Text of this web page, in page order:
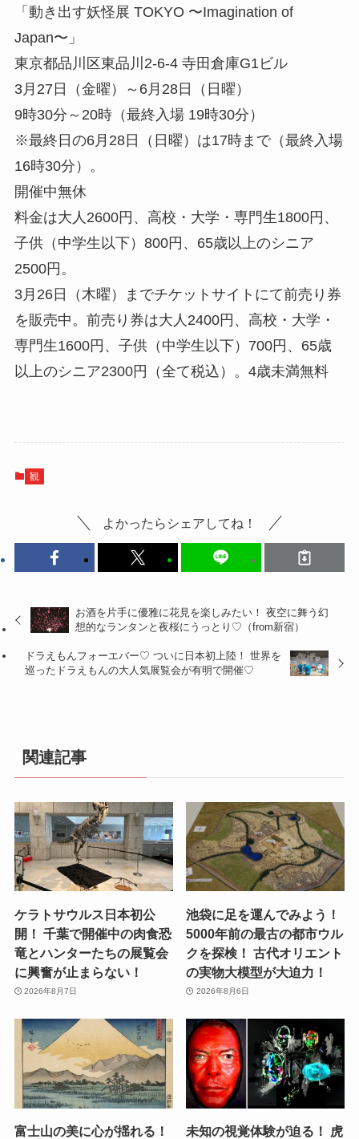
「動き出す妖怪展 TOKYO 〜Imagination of
Japan〜」
東京都品川区東品川2-6-4 寺田倉庫G1ビル
3月27日（金曜）～6月28日（日曜）
9時30分～20時（最終入場 19時30分）
※最終日の6月28日（日曜）は17時まで（最終入場
16時30分）。
開催中無休
料金は大人2600円、高校・大学・専門生1800円、
子供（中学生以下）800円、65歳以上のシニア
2500円。
3月26日（木曜）までチケットサイトにて前売り券
を販売中。前売り券は大人2400円、高校・大学・
専門生1600円、子供（中学生以下）700円、65歳
以上のシニア2300円（全て税込）。4歳未満無料
観
よかったらシェアしてね！
お酒を片手に優雅に花見を楽しみたい！ 夜空に舞う幻
想的なランタンと夜桜にうっとり♡（from新宿）
ドラえもんフォーエバー♡ ついに日本初上陸！ 世界を
巡ったドラえもんの大人気展覧会が有明で開催♡
関連記事
ケラトサウルス日本初公
開！ 千葉で開催中の肉食恐
竜とハンターたちの展覧会
に興奮が止まらない！
2026年8月7日
池袋に足を運んでみよう！
5000年前の最古の都市ウル
クを探検！ 古代オリエント
の実物大模型が大迫力！
2026年8月6日
富士山の美に心が揺れる！
未知の視覚体験が迫る！ 虎